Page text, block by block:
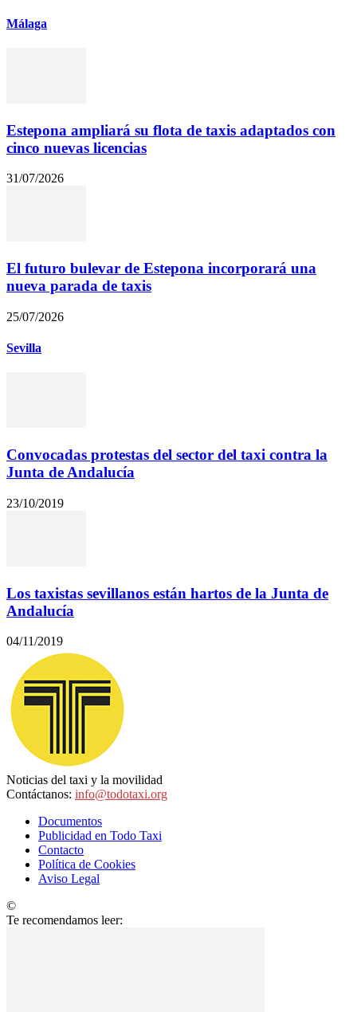
Málaga
Estepona ampliará su flota de taxis adaptados con
cinco nuevas licencias
31/07/2026
El futuro bulevar de Estepona incorporará una
nueva parada de taxis
25/07/2026
Sevilla
Convocadas protestas del sector del taxi contra la
Junta de Andalucía
23/10/2019
Los taxistas sevillanos están hartos de la Junta de
Andalucía
04/11/2019
Noticias del taxi y la movilidad
Contáctanos: info@todotaxi.org
Documentos
Publicidad en Todo Taxi
Contacto
Política de Cookies
Aviso Legal
©
Te recomendamos leer: